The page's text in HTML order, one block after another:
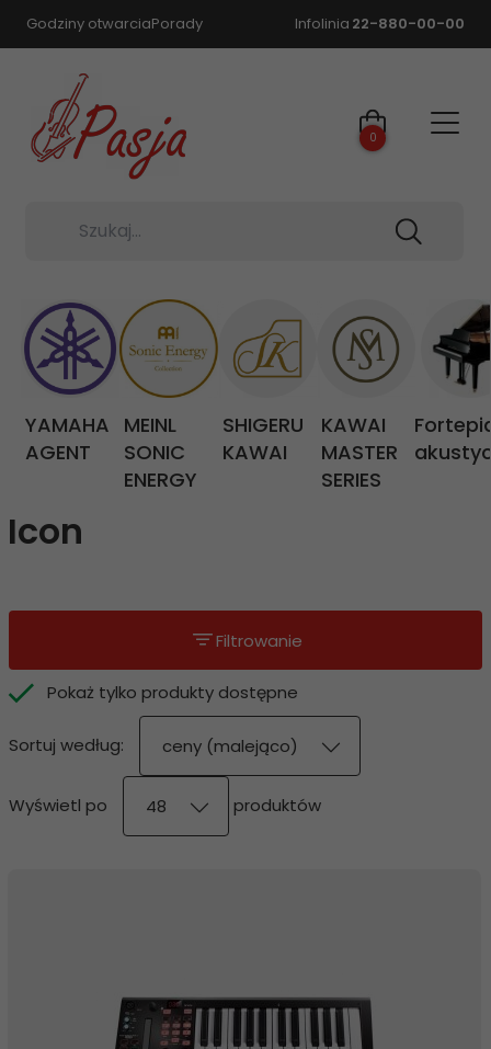
Godziny otwarciaPorady Infolinia 22-880-00-00
Szukaj...
0
YAMAHA
AGENT
MEINL
SONIC
ENERGY
SHIGERU
KAWAI
KAWAI
MASTER
SERIES
Icon
Filtrowanie
Pokaż tylko produkty dostępne
Sortuj według:
sort
ceny (malejąco)
Wyświetl po
pop
48
produktów